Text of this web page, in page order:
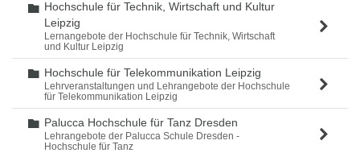
Ordner
Hochschule für Technik, Wirtschaft und Kultur
Leipzig
Lernangebote der Hochschule für Technik, Wirtschaft
und Kultur Leipzig
Ordner
Hochschule für Telekommunikation Leipzig
Lehrveranstaltungen und Lehrangebote der Hochschule
für Telekommunikation Leipzig
Ordner
Palucca Hochschule für Tanz Dresden
Lehrangebote der Palucca Schule Dresden -
Hochschule für Tanz